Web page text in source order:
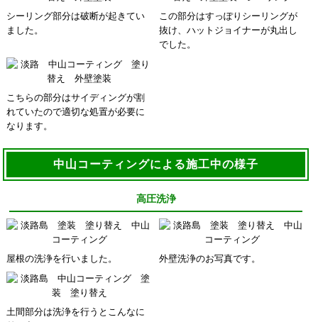
シーリング部分は破断が起きてい
ました。
この部分はすっぽりシーリングが
抜け、ハットジョイナーが丸出し
でした。
こちらの部分はサイディングが割
れていたので適切な処置が必要に
なります。
中山コーティングによる施工中の様子
高圧洗浄
屋根の洗浄を行いました。 外壁洗浄のお写真です。
土間部分は洗浄を行うとこんなに